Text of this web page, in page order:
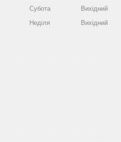
Субота
Вихідний
Неділя
Вихідний